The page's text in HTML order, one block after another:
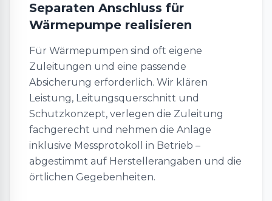
Separaten Anschluss für
Wärmepumpe realisieren
Für Wärmepumpen sind oft eigene
Zuleitungen und eine passende
Absicherung erforderlich. Wir klären
Leistung, Leitungsquerschnitt und
Schutzkonzept, verlegen die Zuleitung
fachgerecht und nehmen die Anlage
inklusive Messprotokoll in Betrieb –
abgestimmt auf Herstellerangaben und die
örtlichen Gegebenheiten.